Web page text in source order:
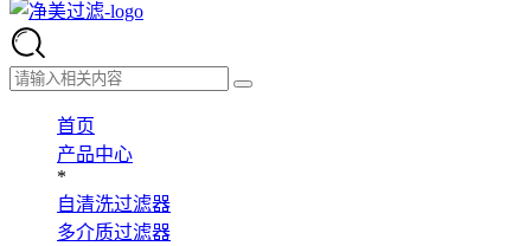
首页
产品中心
*
自清洗过滤器
多介质过滤器